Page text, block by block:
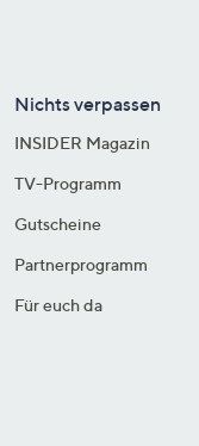
Nichts verpassen
INSIDER Magazin
TV-Programm
Gutscheine
Partnerprogramm
Für euch da